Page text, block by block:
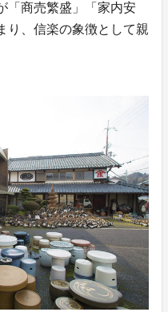
「商売繁盛」「家内安
り、信楽の象徴として親